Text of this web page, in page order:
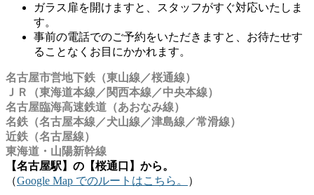
ガラス扉を開けますと、スタッフがすぐ対応いたしま
す。
事前の電話でのご予約をいただきますと、お待たせす
ることなくお目にかかれます。
名古屋市営地下鉄（東山線／桜通線）
ＪＲ（東海道本線／関西本線／中央本線）
名古屋臨海高速鉄道（あおなみ線）
名鉄（名古屋本線／犬山線／津島線／常滑線）
近鉄（名古屋線）
東海道・山陽新幹線
【名古屋駅】の【桜通口】から。
（Google Map でのルートはこちら。 ）